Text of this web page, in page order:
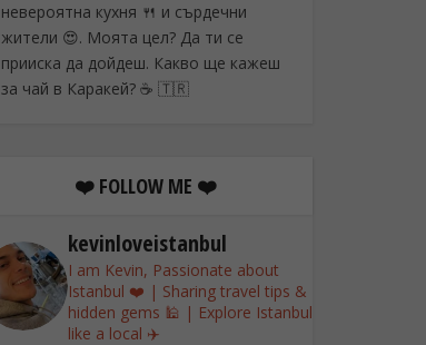
невероятна кухня 🍴 и сърдечни
жители 😍. Моята цел? Да ти се
прииска да дойдеш. Какво ще кажеш
за чай в Каракей? ☕ 🇹🇷
❤️ FOLLOW ME ❤️
kevinloveistanbul
I am Kevin, Passionate about
Istanbul ❤️ | Sharing travel tips &
hidden gems 🕌 | Explore Istanbul
like a local ✈️